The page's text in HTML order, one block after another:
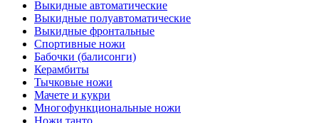
Выкидные автоматические
Выкидные полуавтоматические
Выкидные фронтальные
Спортивные ножи
Бабочки (балисонги)
Керамбиты
Тычковые ножи
Мачете и кукри
Многофункциональные ножи
Ножи танто